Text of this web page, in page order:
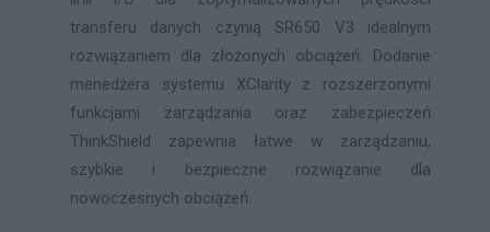
transferu danych czynią SR650 V3 idealnym
rozwiązaniem dla złożonych obciążeń. Dodanie
menedżera systemu XClarity z rozszerzonymi
funkcjami zarządzania oraz zabezpieczeń
ThinkShield zapewnia łatwe w zarządzaniu,
szybkie i bezpieczne rozwiązanie dla
nowoczesnych obciążeń.